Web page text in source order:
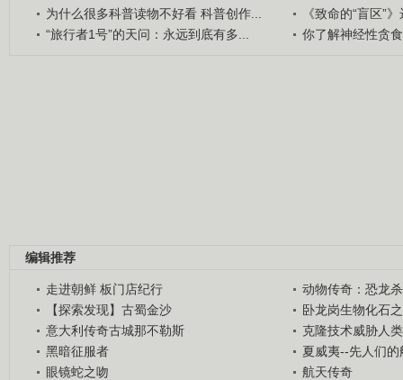
为什么很多科普读物不好看 科普创作...
《致命的“盲区”
“旅行者1号”的天问：永远到底有多...
你了解神经性贪
编辑推荐
走进朝鲜 板门店纪行
动物传奇：恐龙
【探索发现】古蜀金沙
卧龙岗生物化石
意大利传奇古城那不勒斯
克隆技术威胁人
黑暗征服者
夏威夷--先人们的
眼镜蛇之吻
航天传奇